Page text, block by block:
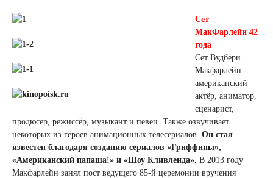
Сет
МакФарлейн 42
года
Сет Вудбери
Макфарлейн —
американский
актёр, аниматор,
сценарист,
продюсер, режиссёр, музыкант и певец. Также озвучивает
некоторых из героев анимационных телесериалов. Он стал
известен благодаря созданию сериалов «Гриффины»,
«Американский папаша!» и «Шоу Кливленда». В 2013 году
Макфарлейн занял пост ведущего 85-й церемонии вручения